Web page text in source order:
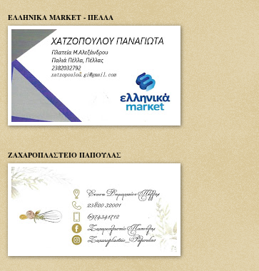
ΕΛΛΗΝΙΚΑ MARKET - ΠΕΛΛΑ
ΖΑΧΑΡΟΠΛΑΣΤΕΙΟ ΠΑΠΟΥΛΑΣ